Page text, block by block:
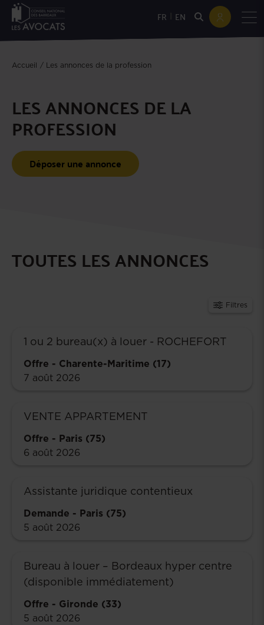
FR EN
Accueil Les annonces de la profession
LES ANNONCES DE LA
PROFESSION
Déposer une annonce
TOUTES LES ANNONCES
Filtres
1 ou 2 bureau(x) à louer - ROCHEFORT
Offre - Charente-Maritime (17)
7 août 2026
VENTE APPARTEMENT
Offre - Paris (75)
6 août 2026
Assistante juridique contentieux
Demande - Paris (75)
5 août 2026
Bureau à louer – Bordeaux hyper centre
(disponible immédiatement)
Offre - Gironde (33)
5 août 2026